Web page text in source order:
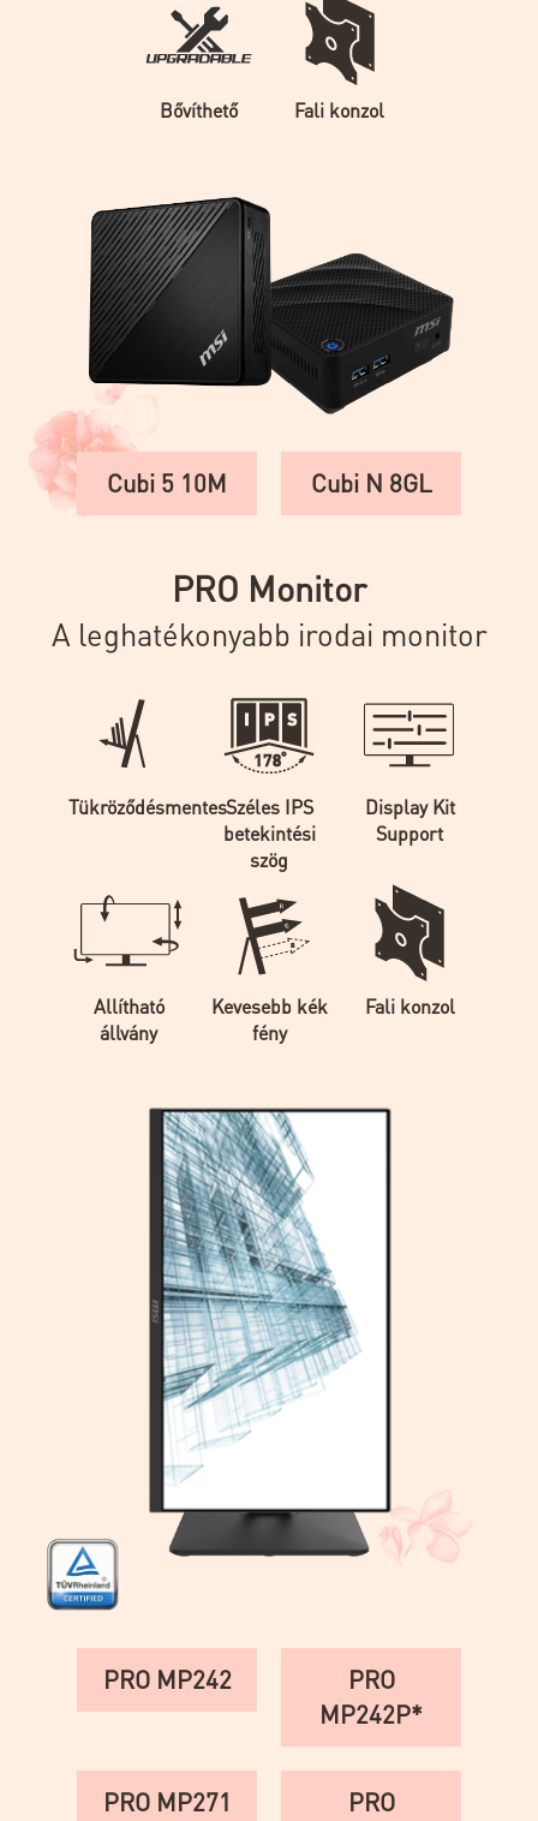
Bővíthető Fali konzol
Cubi 5 10M Cubi N 8GL
PRO Monitor
A leghatékonyabb irodai monitor
TükröződésmentesSzéles IPS
betekintési
szög
Display Kit
Support
Allítható
állvány
Kevesebb kék
fény
Fali konzol
PRO MP242
PRO
MP242P*
PRO MP271
PRO